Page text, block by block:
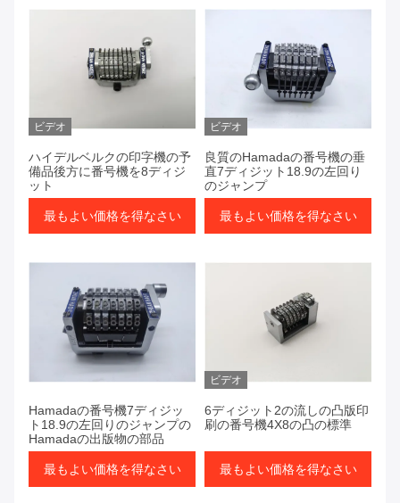
ビデオ
ハイデルベルクの印字機の予
備品後方に番号機を8ディジ
ット
最もよい価格を得なさい
ビデオ
良質のHamadaの番号機の垂
直7ディジット18.9の左回り
のジャンプ
最もよい価格を得なさい
Hamadaの番号機7ディジッ
ト18.9の左回りのジャンプの
Hamadaの出版物の部品
最もよい価格を得なさい
ビデオ
6ディジット2の流しの凸版印
刷の番号機4X8の凸の標準
最もよい価格を得なさい